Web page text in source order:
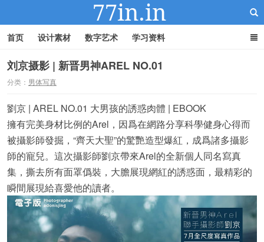
首页 设计素材 数字艺术 学习资料
刘京摄影 | 新晋男神AREL NO.01
分类： 男体写真
劉京 | AREL NO.01 大男孩的誘惑肉體 | EBOOK
擁有完美身材比例的Arel，因爲在網路分享科學健身心得而
被攝影師發掘，“齊天大聖”的驚艷造型爆紅，成爲諸多攝影
師的寵兒。這次攝影師劉京帶來Arel的全新個人同名寫真
集，撕去所有面罩僞裝，大膽展現網紅的誘惑面，最精彩的
瞬間展現給喜愛他的讀者。